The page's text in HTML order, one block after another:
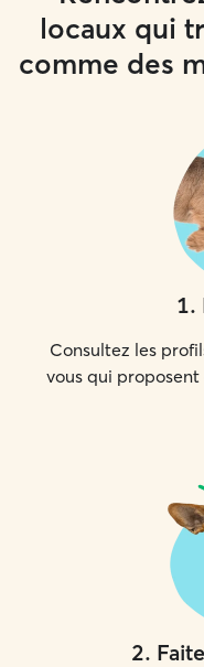
locaux qui
comme des
1.
Consultez les
vous qui
2.